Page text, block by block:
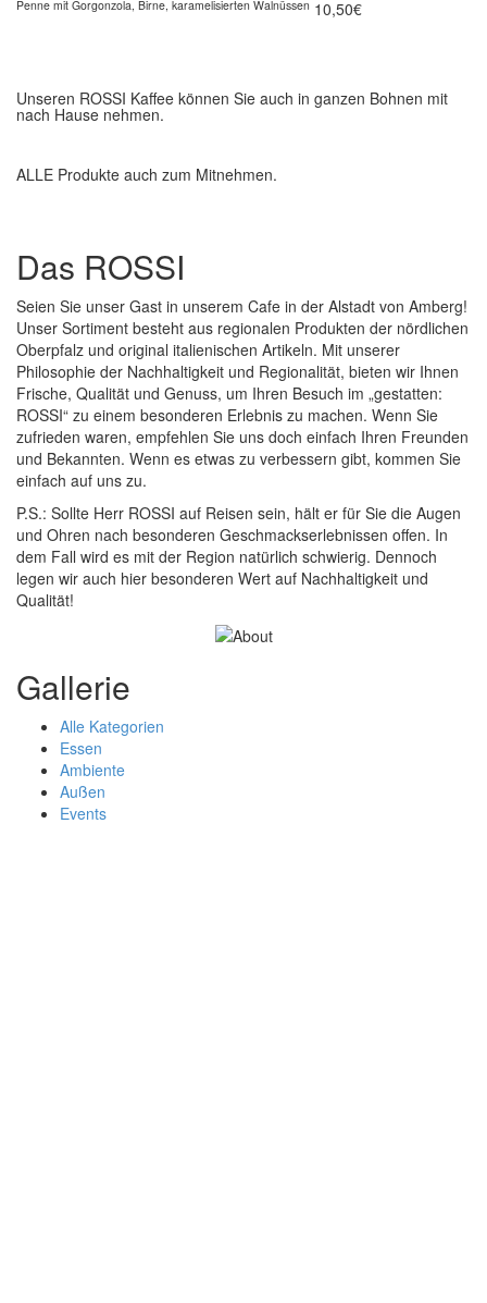
Penne mit Gorgonzola, Birne, karamelisierten Walnüssen 10,50€
Unseren ROSSI Kaffee können Sie auch in ganzen Bohnen mit
nach Hause nehmen.
ALLE Produkte auch zum Mitnehmen.
Das ROSSI
Seien Sie unser Gast in unserem Cafe in der Alstadt von Amberg!
Unser Sortiment besteht aus regionalen Produkten der nördlichen
Oberpfalz und original italienischen Artikeln. Mit unserer
Philosophie der Nachhaltigkeit und Regionalität, bieten wir Ihnen
Frische, Qualität und Genuss, um Ihren Besuch im „gestatten:
ROSSI“ zu einem besonderen Erlebnis zu machen. Wenn Sie
zufrieden waren, empfehlen Sie uns doch einfach Ihren Freunden
und Bekannten. Wenn es etwas zu verbessern gibt, kommen Sie
einfach auf uns zu.
P.S.: Sollte Herr ROSSI auf Reisen sein, hält er für Sie die Augen
und Ohren nach besonderen Geschmackserlebnissen offen. In
dem Fall wird es mit der Region natürlich schwierig. Dennoch
legen wir auch hier besonderen Wert auf Nachhaltigkeit und
Qualität!
Gallerie
Alle Kategorien
Essen
Ambiente
Außen
Events